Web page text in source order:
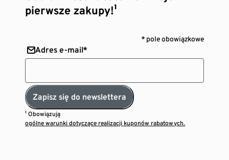
pierwsze zakupy!¹
* pole obowiązkowe
Adres e-mail*
Zapisz się do newslettera
¹ Obowiązują
ogólne warunki dotyczące realizacji kuponów rabatowych.